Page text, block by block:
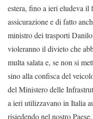
estera, fino a ieri eludeva il
assicurazione e di fatto
ministro dei trasporti
violeranno il divieto che
multa salata e, se non si
sino alla confisca del
del Ministero delle
a ieri utilizzavano in Italia
risiedendo nel nostro